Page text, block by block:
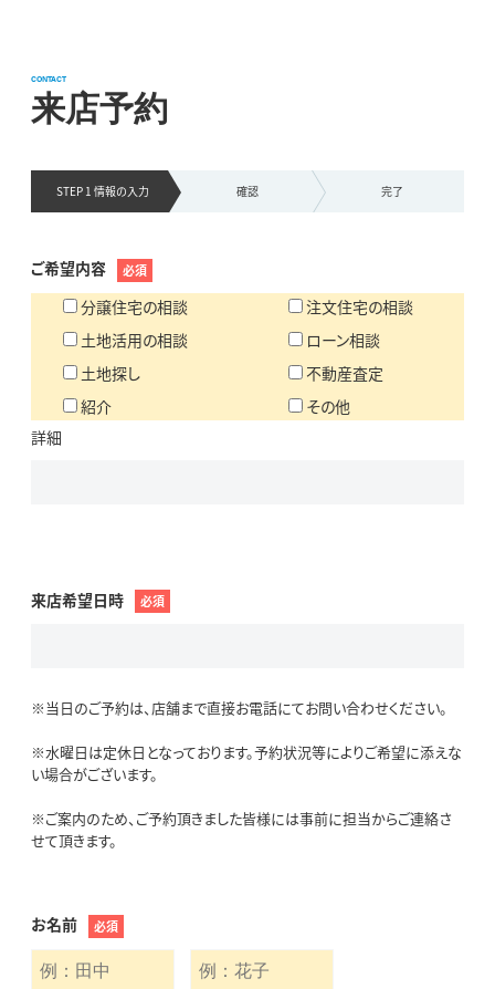
来店予約
CONTACT
STEP 1 情報の入力 確認 完了
ご希望内容 必須
分譲住宅の相談
注文住宅の相談
土地活用の相談
ローン相談
土地探し
不動産査定
紹介
その他
詳細
来店希望日時 必須
※当日のご予約は、店舗まで直接お電話にてお問い合わせください。
※水曜日は定休日となっております。予約状況等によりご希望に添えな
い場合がございます。
※ご案内のため、ご予約頂きました皆様には事前に担当からご連絡さ
せて頂きます。
お名前 必須